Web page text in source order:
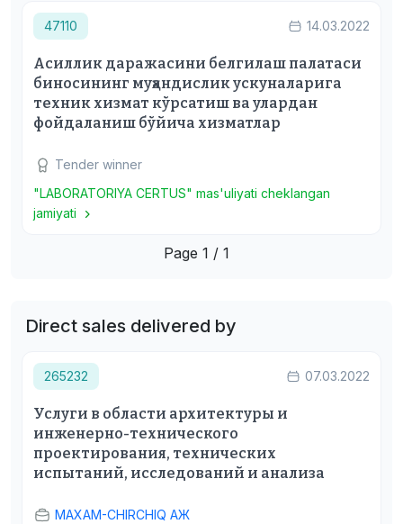
47110 14.03.2022
Асиллик даражасини белгилаш палатаси
биносининг муҳандислик ускуналарига
техник хизмат кўрсатиш ва улардан
фойдаланиш бўйича хизматлар
Tender winner
"LABORATORIYA CERTUS" mas'uliyati cheklangan
jamiyati
Page 1 / 1
Direct sales delivered by
265232 07.03.2022
Услуги в области архитектуры и
инженерно-технического
проектирования, технических
испытаний, исследований и анализа
MAXAM-CHIRCHIQ АЖ